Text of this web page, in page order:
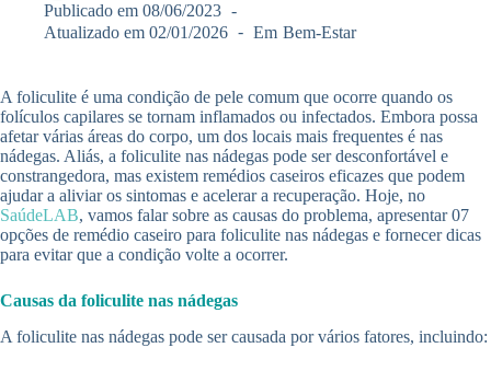
Publicado em 08/06/2023
Atualizado em 02/01/2026 Em Bem-Estar
A foliculite é uma condição de pele comum que ocorre quando os
folículos capilares se tornam inflamados ou infectados. Embora possa
afetar várias áreas do corpo, um dos locais mais frequentes é nas
nádegas. Aliás, a foliculite nas nádegas pode ser desconfortável e
constrangedora, mas existem remédios caseiros eficazes que podem
ajudar a aliviar os sintomas e acelerar a recuperação. Hoje, no
SaúdeLAB, vamos falar sobre as causas do problema, apresentar 07
opções de remédio caseiro para foliculite nas nádegas e fornecer dicas
para evitar que a condição volte a ocorrer.
Causas da foliculite nas nádegas
A foliculite nas nádegas pode ser causada por vários fatores, incluindo: